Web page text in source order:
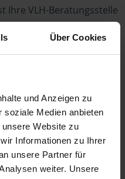
Über Cookies
und Anzeigen zu
soziale Medien anbieten
Website zu
Informationen zu Ihrer
unsere Partner für
weiter. Unsere
Ihre VLH-Beratungsstelle
der sich nach Ihren